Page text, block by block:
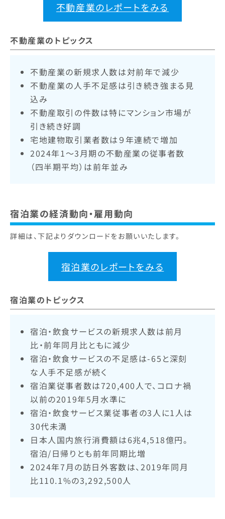
不動産業のレポートをみる
不動産業のトピックス
不動産業の新規求人数は対前年で減少
不動産業の人手不足感は引き続き強まる見
込み
不動産取引の件数は特にマンション市場が
引き続き好調
宅地建物取引業者数は９年連続で増加
2024年1〜3月期の不動産業の従事者数
（四半期平均）は前年並み
宿泊業の経済動向・雇用動向
詳細は、下記よりダウンロードをお願いいたします。
宿泊業のレポートをみる
宿泊業のトピックス
宿泊・飲食サービスの新規求人数は前月
比・前年同月比ともに減少
宿泊・飲食サービスの不足感は-65と深刻
な人手不足感が続く
宿泊業従事者数は720,400人で、コロナ禍
以前の2019年5月水準に
宿泊・飲食サービス業従事者の3人に1人は
30代未満
日本人国内旅行消費額は6兆4,518億円。
宿泊/日帰りとも前年同期比増
2024年7月の訪日外客数は、2019年同月
比110.1%の3,292,500人